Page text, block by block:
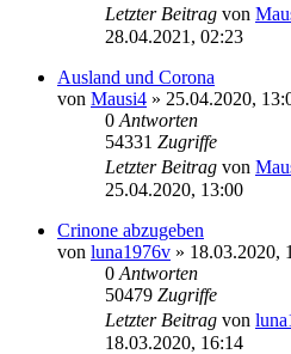
Letzter Beitrag von
28.04.2021, 02:23
Ausland und Corona
von Mausi4 » 25.04.2020,
0 Antworten
54331 Zugriffe
Letzter Beitrag von
25.04.2020, 13:00
Crinone abzugeben
von luna1976v » 18.03.2020,
0 Antworten
50479 Zugriffe
Letzter Beitrag von
18.03.2020, 16:14